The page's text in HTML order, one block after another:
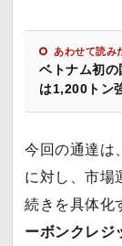
あわせて読み
ベトナム初
は1,200トン
今回の通達は
に対し、市場
続きを具体化
ーボンクレジ